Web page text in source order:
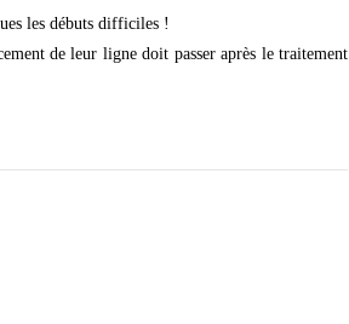
les débuts difficiles !
de leur ligne doit passer après le traitement